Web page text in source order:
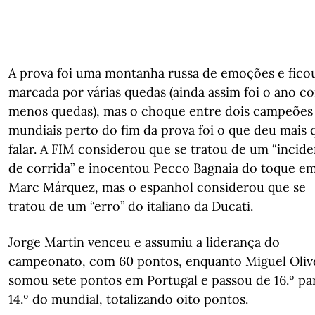
A prova foi uma montanha russa de emoções e
marcada por várias quedas (ainda assim foi o ano
menos quedas), mas o choque entre dois campeões
mundiais perto do fim da prova foi o que deu mais
falar. A FIM considerou que se tratou de um
de corrida” e inocentou Pecco Bagnaia do toque
Marc Márquez, mas o espanhol considerou que se
tratou de um “erro” do italiano da Ducati.
Jorge Martin venceu e assumiu a liderança do
campeonato, com 60 pontos, enquanto Miguel
somou sete pontos em Portugal e passou de 16.º
14.º do mundial, totalizando oito pontos.